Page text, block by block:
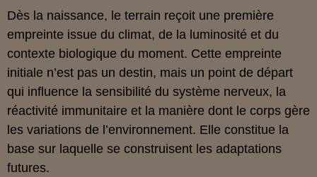
Dès la naissance, le terrain reçoit une première
empreinte issue du climat, de la luminosité et du
contexte biologique du moment. Cette empreinte
initiale n’est pas un destin, mais un point de départ
qui influence la sensibilité du système nerveux, la
réactivité immunitaire et la manière dont le corps gère
les variations de l’environnement. Elle constitue la
base sur laquelle se construisent les adaptations
futures.